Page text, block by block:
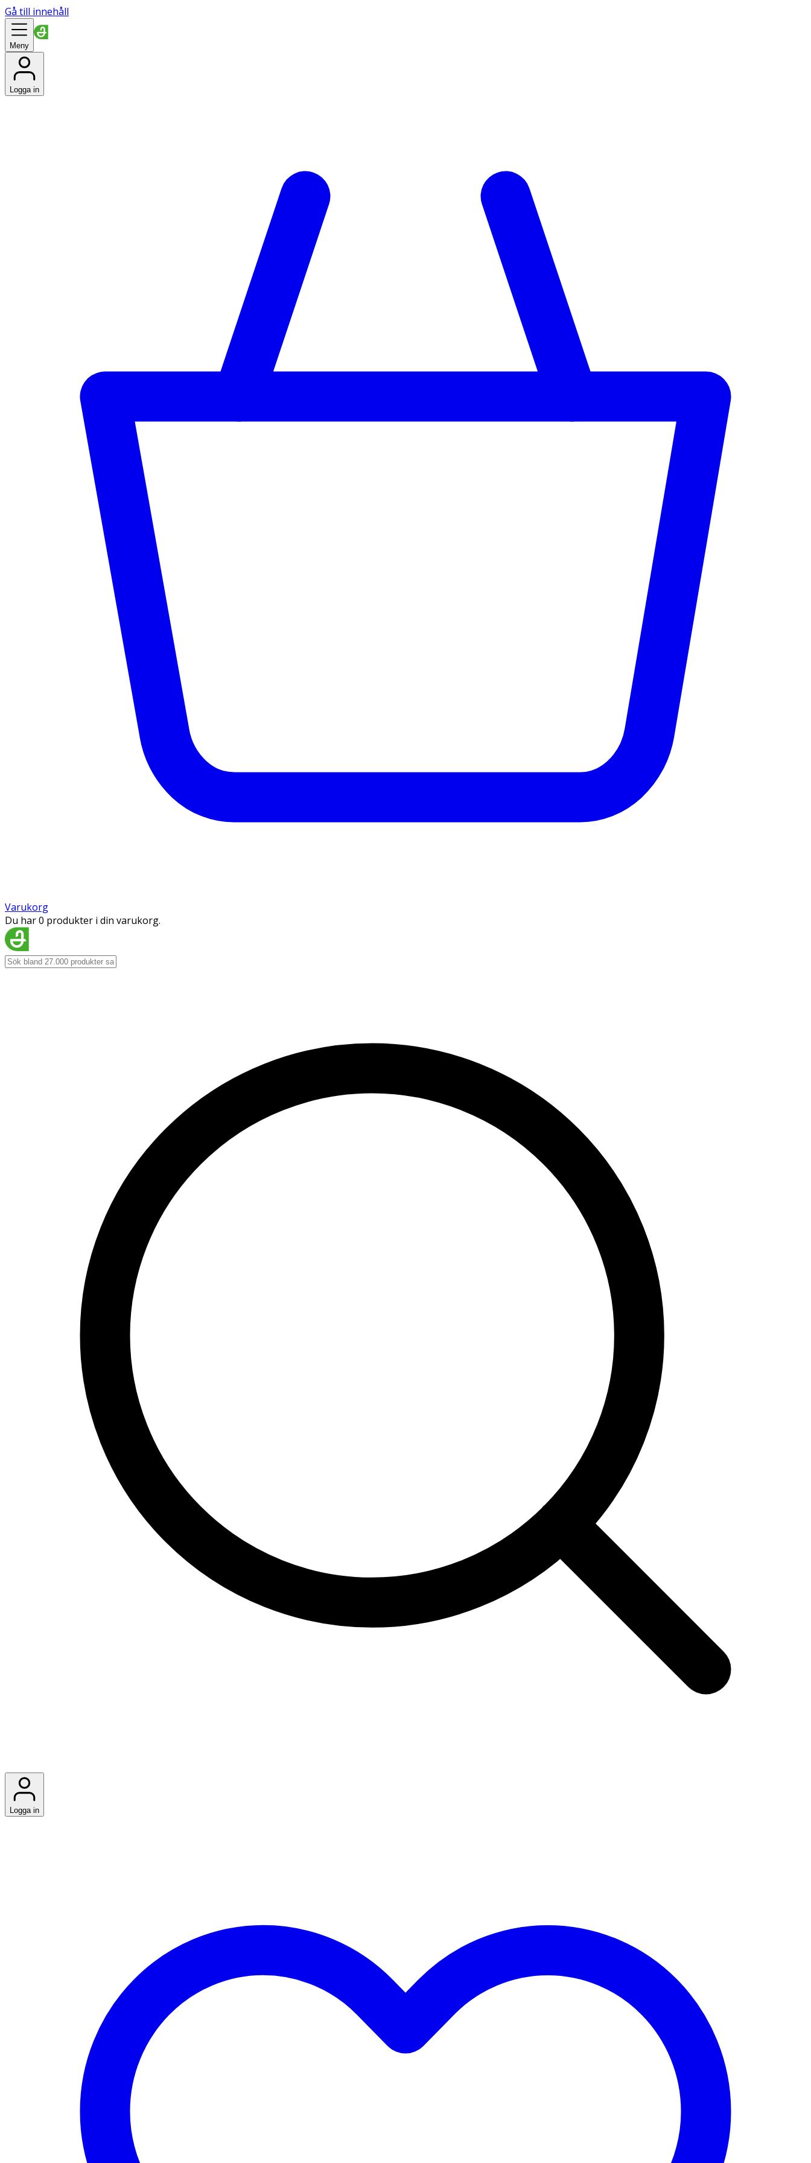
Gå till innehåll
Meny
Logga in
Varukorg
Du har 0 produkter i din varukorg.
Logga in